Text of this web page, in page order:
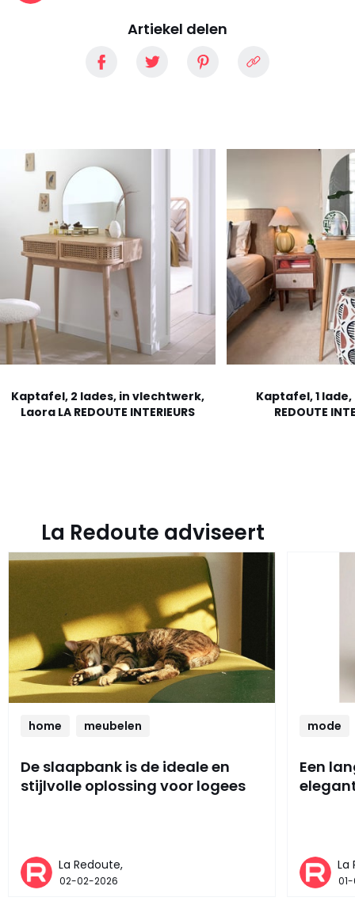
Artiekel delen
Kaptafel, 2 lades, in vlechtwerk,
Laora LA REDOUTE INTERIEURS
Kaptafel, 1 lade,
REDOUTE
La Redoute adviseert
home meubelen
De slaapbank is de ideale en
stijlvolle oplossing voor logees
La Redoute,
02-02-2026
mode
Een
La